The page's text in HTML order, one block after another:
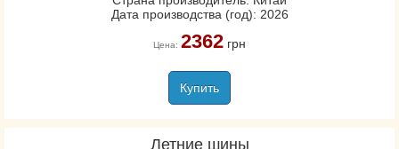
Дата производства (год): 2026
Цена: 2362грн
Купить
Летние шины